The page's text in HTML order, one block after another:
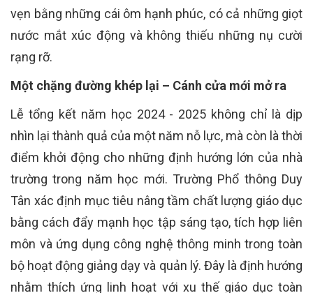
vẹn bằng những cái ôm hạnh phúc, có cả những giọt
nước mắt xúc động và không thiếu những nụ cười
rạng rỡ.
Một chặng đường khép lại – Cánh cửa mới mở ra
Lễ tổng kết năm học 2024 - 2025 không chỉ là dịp
nhìn lại thành quả của một năm nỗ lực, mà còn là thời
điểm khởi động cho những định hướng lớn của nhà
trường trong năm học mới. Trường Phổ thông Duy
Tân xác định mục tiêu nâng tầm chất lượng giáo dục
bằng cách đẩy mạnh học tập sáng tạo, tích hợp liên
môn và ứng dụng công nghệ thông minh trong toàn
bộ hoạt động giảng dạy và quản lý. Đây là định hướng
nhằm thích ứng linh hoạt với xu thế giáo dục toàn